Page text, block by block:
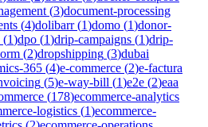
(3)document-processing
(4)dolibarr(1)domo (1)donor-
(1)dpo (1)drip-campaigns (1)drip-
(2)dropshipping (3)dubai
365 (4)e-commerce (2)e-factura
(5)e-way-bill (1)e2e (2)eaa
(178)ecommerce-analytics
logistics (1)ecommerce-